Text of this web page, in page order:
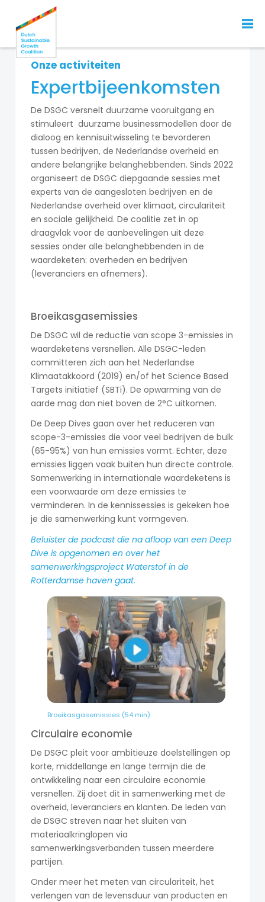
Onze activiteiten
Expertbijeenkomsten
De DSGC versnelt duurzame vooruitgang en
stimuleert duurzame businessmodellen door de
dialoog en kennisuitwisseling te bevorderen
tussen bedrijven, de Nederlandse overheid en
andere belangrijke belanghebbenden. Sinds 2022
organiseert de DSGC diepgaande sessies met
experts van de aangesloten bedrijven en de
Nederlandse overheid over klimaat, circulariteit
en sociale gelijkheid. De coalitie zet in op
draagvlak voor de aanbevelingen uit deze
sessies onder alle belanghebbenden in de
waardeketen: overheden en bedrijven
(leveranciers en afnemers).
Broeikasgasemissies
De DSGC wil de reductie van scope 3-emissies in
waardeketens versnellen. Alle DSGC-leden
committeren zich aan het Nederlandse
Klimaatakkoord (2019) en/of het Science Based
Targets initiatief (SBTi). De opwarming van de
aarde mag dan niet boven de 2°C uitkomen.
De Deep Dives gaan over het reduceren van
scope-3-emissies die voor veel bedrijven de bulk
(65-95%) van hun emissies vormt. Echter, deze
emissies liggen vaak buiten hun directe controle.
Samenwerking in internationale waardeketens is
een voorwaarde om deze emissies te
verminderen. In de kennissessies is gekeken hoe
je die samenwerking kunt vormgeven.
Beluister de podcast die na afloop van een Deep
Dive is opgenomen en over het
samenwerkingsproject Waterstof in de
Rotterdamse haven gaat.
Broeikasgasemissies (54 min)
Circulaire economie
De DSGC pleit voor ambitieuze doelstellingen op
korte, middellange en lange termijn die de
ontwikkeling naar een circulaire economie
versnellen. Zij doet dit in samenwerking met de
overheid, leveranciers en klanten. De leden van
de DSGC streven naar het sluiten van
materiaalkringlopen via
samenwerkingsverbanden tussen meerdere
partijen.
Onder meer het meten van circulariteit, het
verlengen van de levensduur van producten en